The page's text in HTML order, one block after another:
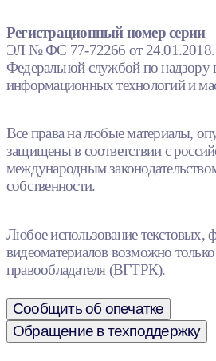
Регистрационный номер серии
ЭЛ № ФС 77-72266 от 24.01.2018.
Федеральной службой по надзору
информационных технологий и
Все права на любые материалы,
защищены в соответствии с
международным
собственности.
Любое использование текстовых,
видеоматериалов возможно только
правообладателя (ВГТРК).
Сообщить об опечатке
Обращение в техподдержку